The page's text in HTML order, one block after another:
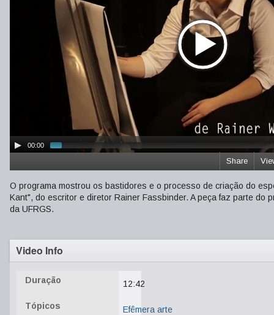
00:00
Share
O programa mostrou os bastidores e o processo de criação do
Kant", do escritor e diretor Rainer Fassbinder. A peça faz parte do
da UFRGS.
Video Info
Duração 12:42
Tópicos Efêmera arte